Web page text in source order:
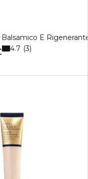
E Rigenerante
4.7 3